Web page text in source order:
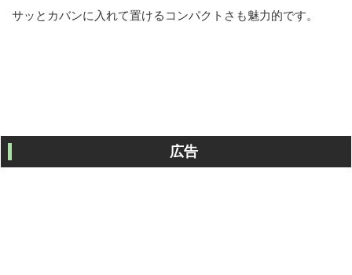
サッとカバンに入れて置けるコンパクトさも魅力的です。
広告